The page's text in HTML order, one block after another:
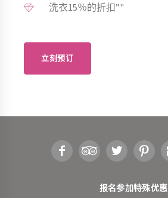
洗衣15％的折扣”"
立刻预订
报名参加特殊优惠